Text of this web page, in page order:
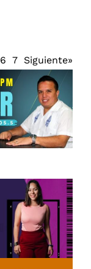
6 7 Siguiente»